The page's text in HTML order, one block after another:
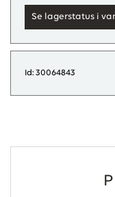
Se lagerstatus i
Id: 30064843